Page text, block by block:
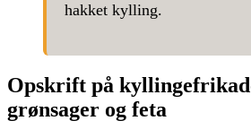
hakket kylling.
Opskrift på
grønsager og feta